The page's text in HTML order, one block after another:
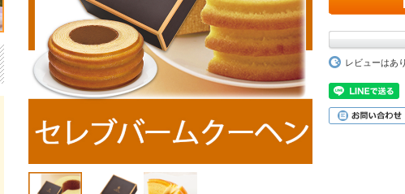
レビューはあ